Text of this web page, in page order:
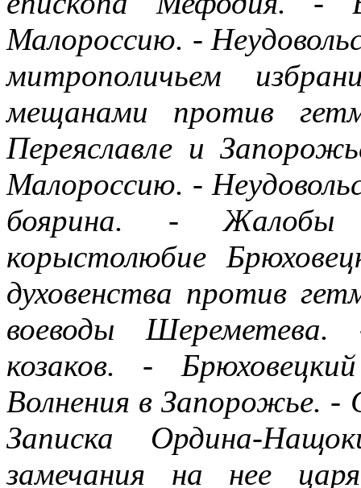
Малороссию. -
митрополичьем
мещанами против
Переяславле и
Малороссию. -
боярина. - Жалобы
корыстолюбие
духовенства против
воеводы Шереметева.
козаков. -
Волнения в Запорожье.
Записка Ордина-
замечания на нее